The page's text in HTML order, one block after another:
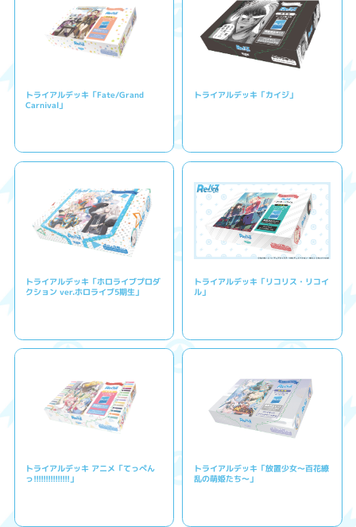
トライアルデッキ「Fate/Grand
Carnival」
トライアルデッキ「カイジ」
トライアルデッキ「ホロライブプロダ
クション ver.ホロライブ5期生」
トライアルデッキ「リコリス・リコイ
ル」
トライアルデッキ アニメ「てっぺん
っ!!!!!!!!!!!!!!!」
トライアルデッキ「放置少女〜百花繚
乱の萌姫たち〜」